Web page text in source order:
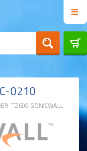
0210
TZ600 SONICWALL